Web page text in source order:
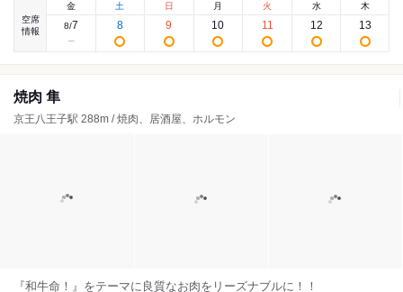
空席
情報
金
8/7
土
8
日
9
月
10
火
11
水
12
木
13
焼肉 隼
京王八王子駅 288m / 焼肉、居酒屋、ホルモン
『和牛命！』をテーマに良質なお肉をリーズナブルに！！